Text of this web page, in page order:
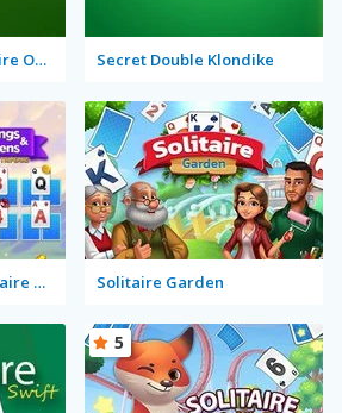
Golden Spider Solitaire On-line Secret Double Klondike
Kings & Queens: Solitaire Tripeaks Solitaire Garden
5